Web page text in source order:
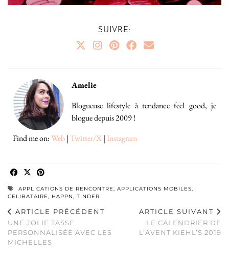
SUIVRE:
Amelie
Blogueuse lifestyle à tendance feel good, je
blogue depuis 2009 !
Find me on:Web|Twitter/X| Instagram
APPLICATIONS DE RENCONTRE, APPLICATIONS MOBILES,
CELIBATAIRE, HAPPN, TINDER
ARTICLE PRÉCÉDENT
UNE JOLIE TASSE
PERSONNALISÉE AVEC LES
MICHELLES
ARTICLE SUIVANT
LE CALENDRIER DE
L’AVENT KIEHL’S 2019